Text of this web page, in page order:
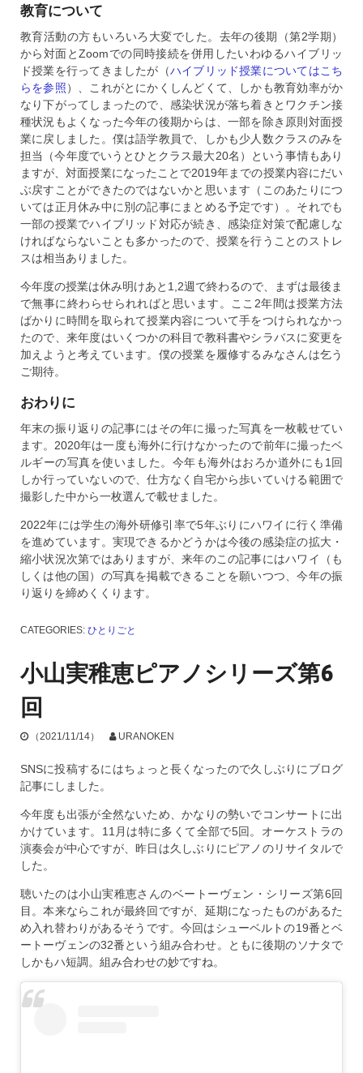
教育について
教育活動の方もいろいろ大変でした。去年の後期（第2学期）
から対面とZoomでの同時接続を併用したいわゆるハイブリッ
ド授業を行ってきましたが（ハイブリッド授業についてはこち
らを参照）、これがとにかくしんどくて、しかも教育効率がか
なり下がってしまったので、感染状況が落ち着きとワクチン接
種状況もよくなった今年の後期からは、一部を除き原則対面授
業に戻しました。僕は語学教員で、しかも少人数クラスのみを
担当（今年度でいうとひとクラス最大20名）という事情もあり
ますが、対面授業になったことで2019年までの授業内容にだい
ぶ戻すことができたのではないかと思います（このあたりにつ
いては正月休み中に別の記事にまとめる予定です）。それでも
一部の授業でハイブリッド対応が続き、感染症対策で配慮しな
ければならないことも多かったので、授業を行うことのストレ
スは相当ありました。
今年度の授業は休み明けあと1,2週で終わるので、まずは最後ま
で無事に終わらせられればと思います。ここ2年間は授業方法
ばかりに時間を取られて授業内容について手をつけられなかっ
たので、来年度はいくつかの科目で教科書やシラバスに変更を
加えようと考えています。僕の授業を履修するみなさんは乞う
ご期待。
おわりに
年末の振り返りの記事にはその年に撮った写真を一枚載せてい
ます。2020年は一度も海外に行けなかったので前年に撮ったベ
ルギーの写真を使いました。今年も海外はおろか道外にも1回
しか行っていないので、仕方なく自宅から歩いていける範囲で
撮影した中から一枚選んで載せました。
2022年には学生の海外研修引率で5年ぶりにハワイに行く準備
を進めています。実現できるかどうかは今後の感染症の拡大・
縮小状況次第ではありますが、来年のこの記事にはハワイ（も
しくは他の国）の写真を掲載できることを願いつつ、今年の振
り返りを締めくくります。
CATEGORIES: ひとりごと
小山実稚恵ピアノシリーズ第6
回
（2021/11/14） URANOKEN
SNSに投稿するにはちょっと長くなったので久しぶりにブログ
記事にしました。
今年度も出張が全然ないため、かなりの勢いでコンサートに出
かけています。11月は特に多くて全部で5回。オーケストラの
演奏会が中心ですが、昨日は久しぶりにピアノのリサイタルで
した。
聴いたのは小山実稚恵さんのベートーヴェン・シリーズ第6回
目。本来ならこれが最終回ですが、延期になったものがあるた
め入れ替わりがあるそうです。今回はシューベルトの19番とベ
ートーヴェンの32番という組み合わせ。ともに後期のソナタで
しかもハ短調。組み合わせの妙ですね。